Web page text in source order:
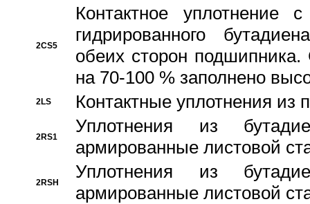
2CS5
Контактное уплотнение
гидрированного
обеих сторон
на 70-100 % заполнено
2LS Контактные уплотнения из
2RS1
Уплотнения из
армированные листовой
2RSH
Уплотнения из
армированные листовой